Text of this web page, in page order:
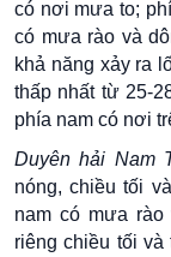
có nơi mưa to;
có mưa rào và
khả năng xảy ra
thấp nhất từ 25-
phía nam có nơi
Duyên hải Nam
nóng, chiều tối
nam có mưa
riêng chiều tối